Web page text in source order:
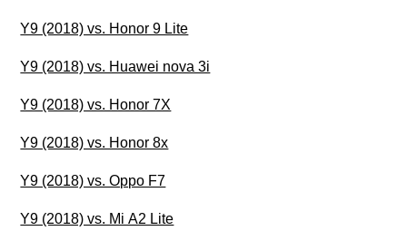
Y9 (2018) vs. Honor 9 Lite
Y9 (2018) vs. Huawei nova 3i
Y9 (2018) vs. Honor 7X
Y9 (2018) vs. Honor 8x
Y9 (2018) vs. Oppo F7
Y9 (2018) vs. Mi A2 Lite